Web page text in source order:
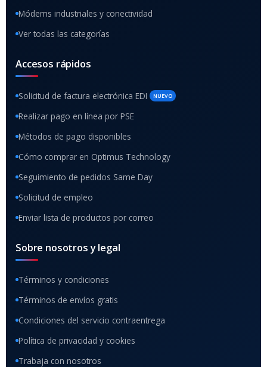
Módems industriales y conectividad
Ver todas las categorías
Accesos rápidos
Solicitud de factura electrónica EDI NUEVO
Realizar pago en línea por PSE
Métodos de pago disponibles
Cómo comprar en Optimus Technology
Seguimiento de pedidos Same Day
Solicitud de empleo
Enviar lista de productos por correo
Sobre nosotros y legal
Términos y condiciones
Términos de envíos gratis
Condiciones del servicio contraentrega
Política de privacidad y cookies
Trabaja con nosotros